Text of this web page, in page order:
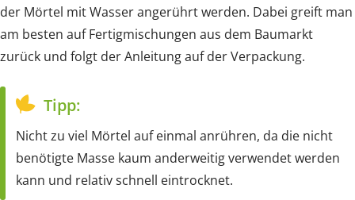
der Mörtel mit Wasser angerührt werden. Dabei greift man
am besten auf Fertigmischungen aus dem Baumarkt
zurück und folgt der Anleitung auf der Verpackung.
Tipp:
Nicht zu viel Mörtel auf einmal anrühren, da die nicht
benötigte Masse kaum anderweitig verwendet werden
kann und relativ schnell eintrocknet.